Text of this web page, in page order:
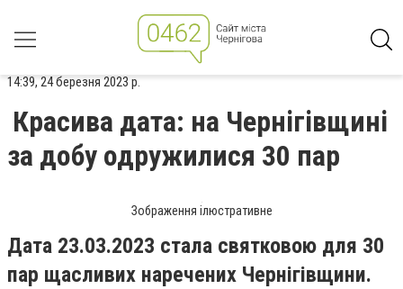
14:39, 24 березня 2023 р.
Красива дата: на Чернігівщині
за добу одружилися 30 пар
Зображення ілюстративне
Дата 23.03.2023 стала святковою для 30
пар щасливих наречених Чернігівщини.